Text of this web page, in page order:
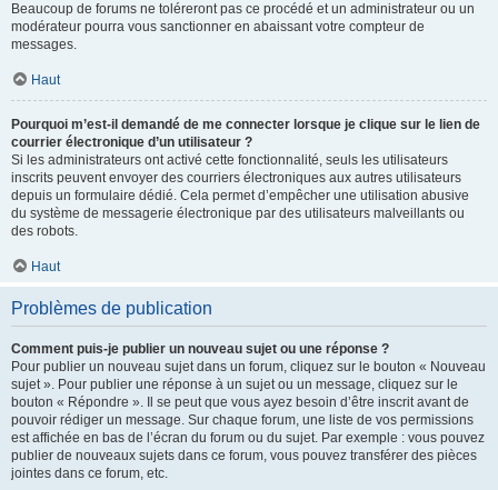
Beaucoup de forums ne toléreront pas ce procédé et un administrateur ou un
modérateur pourra vous sanctionner en abaissant votre compteur de
messages.
Haut
Pourquoi m’est-il demandé de me connecter lorsque je clique sur le lien de
courrier électronique d’un utilisateur ?
Si les administrateurs ont activé cette fonctionnalité, seuls les utilisateurs
inscrits peuvent envoyer des courriers électroniques aux autres utilisateurs
depuis un formulaire dédié. Cela permet d’empêcher une utilisation abusive
du système de messagerie électronique par des utilisateurs malveillants ou
des robots.
Haut
Problèmes de publication
Comment puis-je publier un nouveau sujet ou une réponse ?
Pour publier un nouveau sujet dans un forum, cliquez sur le bouton « Nouveau
sujet ». Pour publier une réponse à un sujet ou un message, cliquez sur le
bouton « Répondre ». Il se peut que vous ayez besoin d’être inscrit avant de
pouvoir rédiger un message. Sur chaque forum, une liste de vos permissions
est affichée en bas de l’écran du forum ou du sujet. Par exemple : vous pouvez
publier de nouveaux sujets dans ce forum, vous pouvez transférer des pièces
jointes dans ce forum, etc.